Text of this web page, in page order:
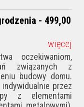
- 499,00
więcej
oczekiwaniom,
związanych z
budowy domu.
przez
z elementami